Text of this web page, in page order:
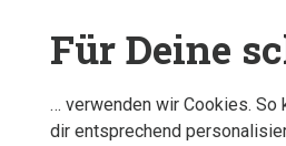
Für Deine
… verwenden wir Cookies. So
dir entsprechend